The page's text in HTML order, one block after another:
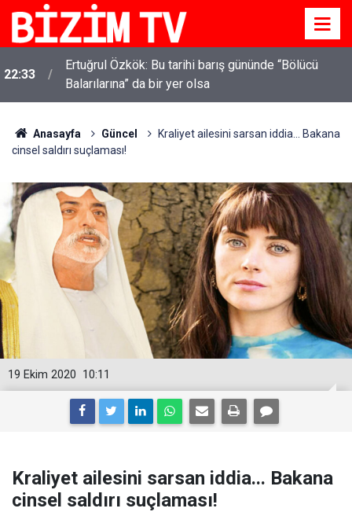
22:33
Ertuğrul Özkök: Bu tarihi barış gününde “Bölücü
Balarılarına” da bir yer olsa
Anasayfa Güncel
Kraliyet ailesini sarsan iddia... Bakana
cinsel saldırı suçlaması!
10:11
19 Ekim 2020
Kraliyet ailesini sarsan iddia... Bakana
cinsel saldırı suçlaması!